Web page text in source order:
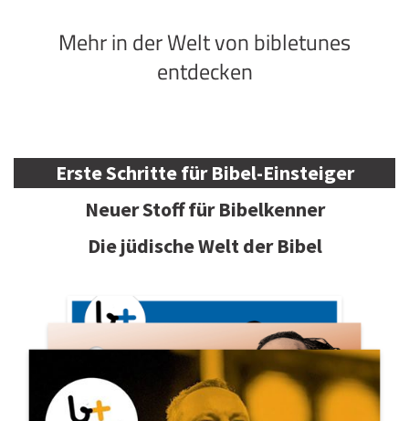
Mehr in der Welt von bibletunes
entdecken
Erste Schritte für Bibel-Einsteiger
Neuer Stoff für Bibelkenner
Die jüdische Welt der Bibel